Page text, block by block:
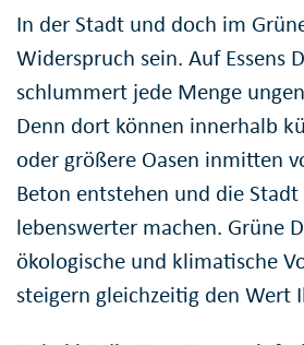
In der Stadt und doch im
Widerspruch sein. Auf Essens
schlummert jede Menge
Denn dort können innerhalb
oder größere Oasen inmitten
Beton entstehen und die
lebenswerter machen. Grüne
ökologische und klimatische
steigern gleichzeitig den Wert